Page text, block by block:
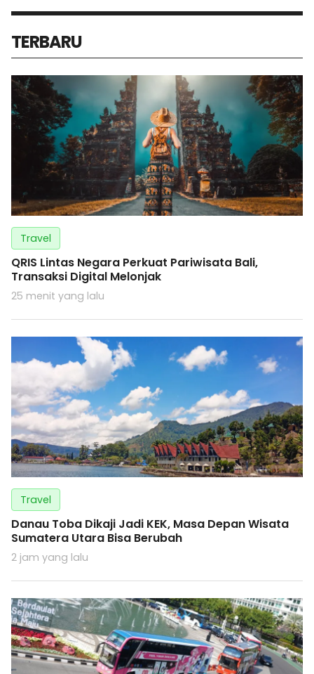
TERBARU
Travel
QRIS Lintas Negara Perkuat Pariwisata Bali,
Transaksi Digital Melonjak
25 menit yang lalu
Travel
Danau Toba Dikaji Jadi KEK, Masa Depan Wisata
Sumatera Utara Bisa Berubah
2 jam yang lalu